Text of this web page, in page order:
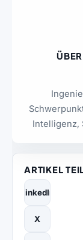
Intelligenz,
ARTIKEL
LinkedIn
X